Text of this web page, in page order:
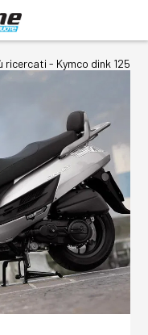
ricercati - Kymco dink 125